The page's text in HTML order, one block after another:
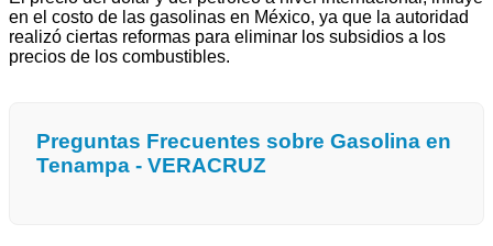
en el costo de las gasolinas en México, ya que la autoridad
realizó ciertas reformas para eliminar los subsidios a los
precios de los combustibles.
Preguntas Frecuentes sobre Gasolina en
Tenampa - VERACRUZ